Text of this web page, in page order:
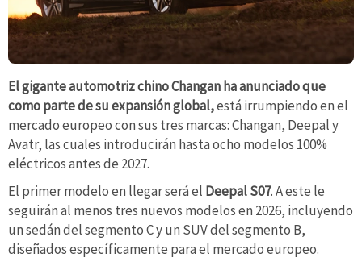
El gigante automotriz chino Changan ha anunciado que
como parte de su expansión global,está irrumpiendo en el
mercado europeo con sus tres marcas: Changan, Deepal y
Avatr, las cuales introducirán hasta ocho modelos 100%
eléctricos antes de 2027.
El primer modelo en llegar será el Deepal S07. A este le
seguirán al menos tres nuevos modelos en 2026, incluyendo
un sedán del segmento C y un SUV del segmento B,
diseñados específicamente para el mercado europeo.